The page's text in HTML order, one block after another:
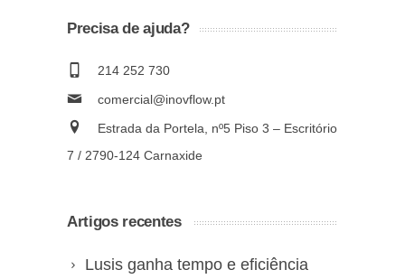
Precisa de ajuda?
214 252 730
comercial@inovflow.pt
Estrada da Portela, nº5 Piso 3 – Escritório
7 / 2790-124 Carnaxide
Artigos recentes
Lusis ganha tempo e eficiência